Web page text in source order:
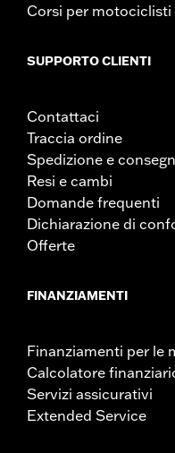
Corsi per motociclisti
SUPPORTO CLIENTI
Contattaci
Traccia ordine
Spedizione e
Resi e cambi
Domande frequenti
Dichiarazione di
Offerte
FINANZIAMENTI
Finanziamenti per le
Calcolatore
Servizi assicurativi
Extended Service